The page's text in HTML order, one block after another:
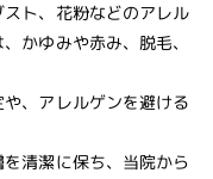
ト、花粉などのアレル
かゆみや赤み、脱毛、
、アレルゲンを避ける
清潔に保ち、当院から